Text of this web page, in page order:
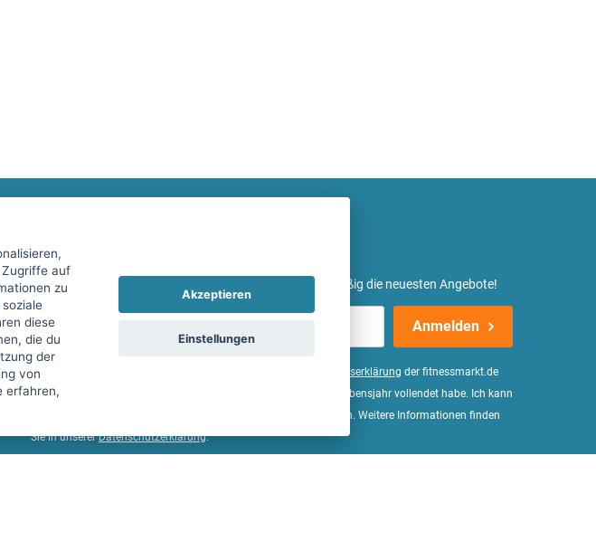
fitnessmarkt.de Newsletter
Trage dich hier für unseren Newsletter ein und erhalte regelmäßig die neuesten Angebote!
Anmelden
Ich stimme der Verarbeitung meiner Daten, wie in der Einwilligungserklärung der fitnessmarkt.de
services GmbH beschrieben, zu und bestätige, dass ich das 16. Lebensjahr vollendet habe. Ich kann
diese Einwilligung jederzeit mit Wirkung für die Zukunft widerrufen. Weitere Informationen finden
Sie in unsererDatenschutzerklärung.
Zugriffe auf
zu
diese
die du
der
von
erfahren,
Akzeptieren
Einstellungen